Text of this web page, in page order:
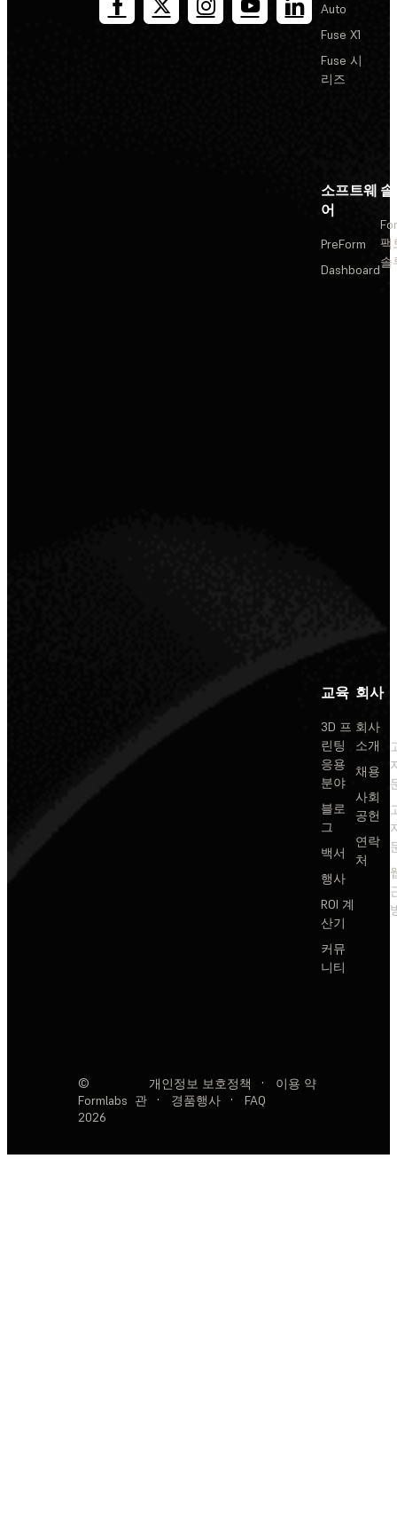
Auto
Fuse X1
Fuse 시
리즈
소프트웨
어
PreForm
Dashboard
팩
솔
교육
3D 프
린팅
응용
분야
블로
그
백서
행사
ROI 계
산기
커뮤
니티
회사
회사
소개
채용
사회
공헌
연락
처
©
Formlabs
2026
개인정보 보호정책 ·
이용 약
관
· 경품행사 · FAQ